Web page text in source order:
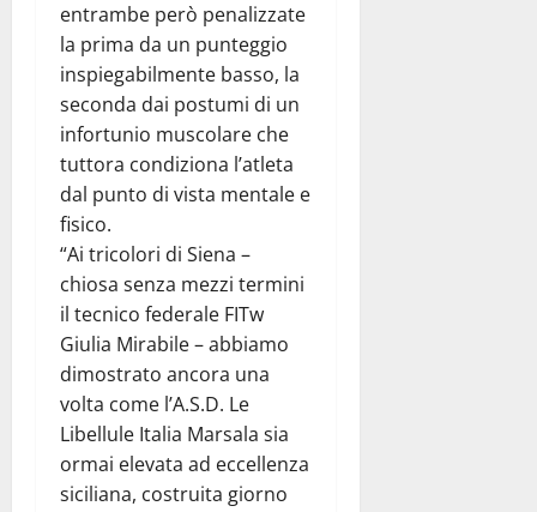
entrambe però penalizzate
la prima da un punteggio
inspiegabilmente basso, la
seconda dai postumi di un
infortunio muscolare che
tuttora condiziona l’atleta
dal punto di vista mentale e
fisico.
“Ai tricolori di Siena –
chiosa senza mezzi termini
il tecnico federale FITw
Giulia Mirabile – abbiamo
dimostrato ancora una
volta come l’A.S.D. Le
Libellule Italia Marsala sia
ormai elevata ad eccellenza
siciliana, costruita giorno